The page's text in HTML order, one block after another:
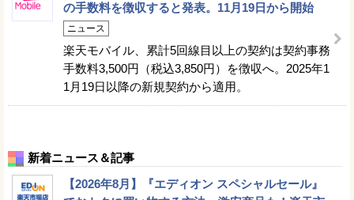
の手数料を徴収すると発表。11月19日から開始
ニュース
楽天モバイル、累計5回線目以上の契約は契約事務
手数料3,500円（税込3,850円）を徴収へ。2025年1
1月19日以降の新規契約から適用。
新着ニュース＆記事
【2026年8月】『エディオン スペシャルセール』